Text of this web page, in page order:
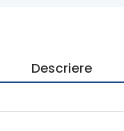
Descriere